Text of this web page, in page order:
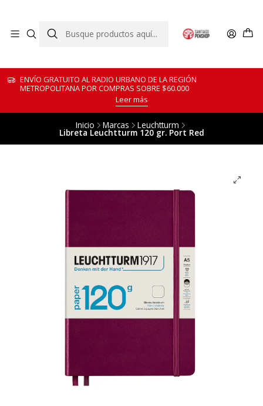
ENVÍO GRATUITO AL RADIO URBANO DE LA REGIÓN
METROPOLITANA POR COMPRAS SOBRE $60.000
Leer más
Inicio Marcas Leuchtturm
Libreta Leuchtturm 120 gr. Port Red